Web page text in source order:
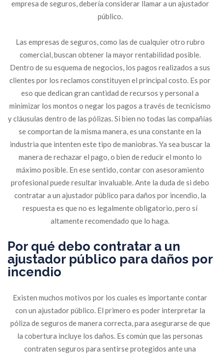
empresa de seguros, debería considerar llamar a un ajustador
público.
Las empresas de seguros, como las de cualquier otro rubro
comercial, buscan obtener la mayor rentabilidad posible.
Dentro de su esquema de negocios, los pagos realizados a sus
clientes por los reclamos constituyen el principal costo. Es por
eso que dedican gran cantidad de recursos y personal a
minimizar los montos o negar los pagos a través de tecnicismo
y cláusulas dentro de las pólizas. Si bien no todas las compañías
se comportan de la misma manera, es una constante en la
industria que intenten este tipo de maniobras. Ya sea buscar la
manera de rechazar el pago, o bien de reducir el monto lo
máximo posible. En ese sentido, contar con asesoramiento
profesional puede resultar invaluable. Ante la duda de si debo
contratar a un ajustador público para daños por incendio, la
respuesta es que no es legalmente obligatorio, pero sí
altamente recomendado que lo haga.
Por qué debo contratar a un
ajustador público para daños por
incendio
Existen muchos motivos por los cuales es importante contar
con un ajustador público. El primero es poder interpretar la
póliza de seguros de manera correcta, para asegurarse de que
la cobertura incluye los daños. Es común que las personas
contraten seguros para sentirse protegidos ante una